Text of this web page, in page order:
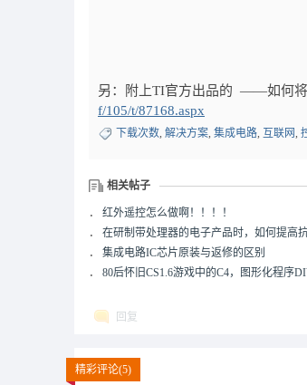
另：附上TI官方出品的 ——如何
f/105/t/87168.aspx
下载次数, 解决方案, 集成电路, 互联网,
相关帖子
． 红外遥控怎么做啊！！！！
． 在研制带处理器的电子产品时，如何提高
． 集成电路IC芯片原装与返修的区别
． 80后怀旧CS1.6游戏中的C4，图形化程序
回复
精彩评论(5)